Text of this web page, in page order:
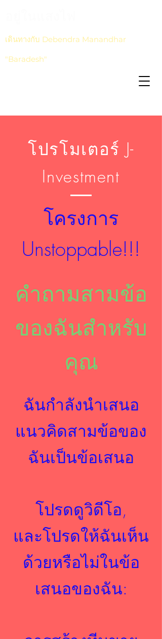
เดินทางกับ Debendra Manandhar
"Baradesh"
โปรโมเตอร์ J-
Investment
โครงการ
Unstoppable!!!
คำถามสามข้อ
ของฉันสำหรับ
คุณ
ฉันกำลังนำเสนอ
แนวคิดสามข้อของ
ฉันเป็นข้อเสนอ
โปรดดูวิดีโอ,
และโปรดให้ฉันเห็น
ด้วยหรือไม่ในข้อ
เสนอของฉัน: